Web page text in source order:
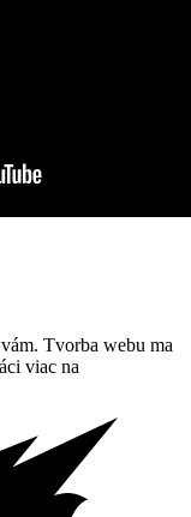
Tvorba webu ma
viac na